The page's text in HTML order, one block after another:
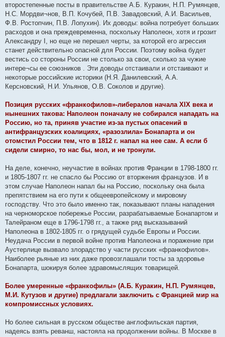
второстепенные посты в правительстве А.Б. Куракин, Н.П. Румянцев,
Н.С. Мордви¬нов, В.П. Кочубей, П.В. Завадовский, А.И. Васильев,
Ф.В. Ростопчин, П.В. Лопухин). Их доводы: война потребует больших
расходов и она преждевременна, поскольку Наполеон, хотя и грозит
Александру I, но еще не перешел черты, за которой его агрессия
станет действительно опасной для России. Поэтому война будет
вестись со стороны России не столько за свои, сколько за чужие
интере¬сы ее союзников . Эти доводы отстаивали и отстаивают и
некоторые российские историки (Н.Я. Данилевский, А.А.
Керсновский, Н.И. Ульянов, О.В. Соколов и другие).
Позиция русских «франкофилов»-либералов начала XIX века и
нынешних такова: Наполеон поначалу не собирался нападать на
Россию, но та, приняв участие из-за пустых опасений в
антифранцузских коалициях, «разозлила» Бонапарта и он
отомстил России тем, что в 1812 г. напал на нее сам. А если б
сидели смирно, то нас бы, мол, и не тронули.
На деле, конечно, неучастие в войнах против Франции в 1798-1800 гг.
и 1805-1807 гг. не спасло бы Россию от вторжения французов. И в
этом случае Наполеон напал бы на Россию, поскольку она была
препятствием на его пути к общеевропейскому и мировому
господству. Что это было именно так, показывают планы нападения
на черноморское побережье России, разрабатываемые Бонапартом и
Талейраном еще в 1796-1798 гг., а также ряд высказываний
Наполеона в 1802-1805 гг. о грядущей судьбе Европы и России.
Неудача России в первой войне против Наполеона и поражение при
Аустерлице вызвало злорадство у части русских «франкофилов».
Наиболее рьяные из них даже провозглашали тосты за здоровье
Бонапарта, шокируя более здравомыслящих товарищей.
Более умеренные «франкофилы» (А.Б. Куракин, Н.П. Румянцев,
М.И. Кутузов и другие) предлагали заключить с Францией мир на
компромиссных условиях.
Но более сильная в русском обществе англофильская партия,
надеясь взять реванш, настояла на продолжении войны. В Москве в